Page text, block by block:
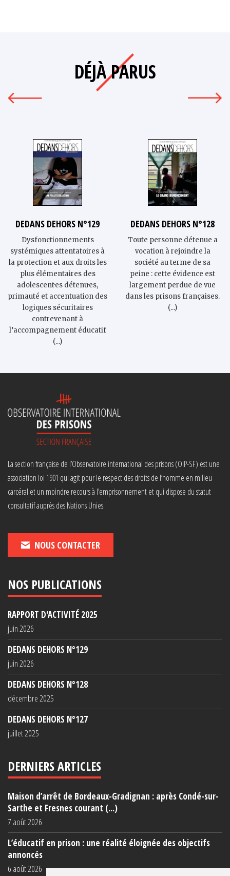
DÉJÀ PARUS
DEDANS DEHORS N°129
Dysfonctionnements
systémiques attentatoires à
la protection et aux droits les
plus élémentaires des
adolescent·es détenu·es,
primauté et accentuation des
logiques sécuritaires
contrevenant à
l’accompagnement éducatif
(...)
DEDANS DEHORS N°128
Toute personne détenue a
vocation à rejoindre la
société au terme de sa
peine : cette évidence est
largement perdue de vue
dans les prisons françaises.
(...)
La section française de l’Observatoire international des prisons (OIP-SF) est une
association loi 1901 qui agit pour le respect des droits de l’homme en milieu
carcéral et un moindre recours à l’emprisonnement et qui dispose du statut
consultatif auprès des Nations Unies.
NOUS CONTACTER
NOS PUBLICATIONS
RAPPORT D'ACTIVITÉ 2025
juin 2026
DEDANS DEHORS N°129
juin 2026
DEDANS DEHORS N°128
décembre 2025
DEDANS DEHORS N°127
juillet 2025
DERNIERS ARTICLES
Maison d’arrêt de Bordeaux-Gradignan : après Condé-sur-
Sarthe et Fresnes courant (...)
7 août 2026
L’éducatif en prison : une réalité éloignée des objectifs
annoncés
6 août 2026